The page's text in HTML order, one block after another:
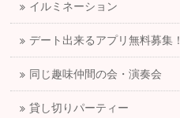
イルミネーション
デート出来るアプリ無料募集！
同じ趣味仲間の会・演奏会
貸し切りパーティー